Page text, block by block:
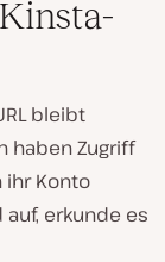
bleibt
haben Zugriff
ihr Konto
erkunde es